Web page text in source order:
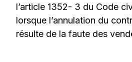
l’article 1352- 3 du Code
lorsque l’annulation du
résulte de la faute des